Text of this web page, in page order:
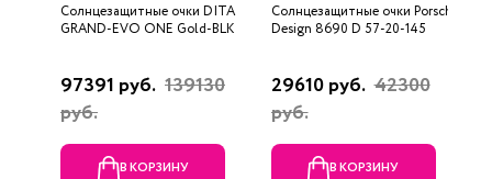
Солнцезащитные очки DITA
GRAND-EVO ONE Gold-BLK
97391 руб. 139130
руб.
В КОРЗИНУ
Солнцезащитные очки Porsche
Design 8690 D 57-20-145
29610 руб. 42300
руб.
В КОРЗИНУ